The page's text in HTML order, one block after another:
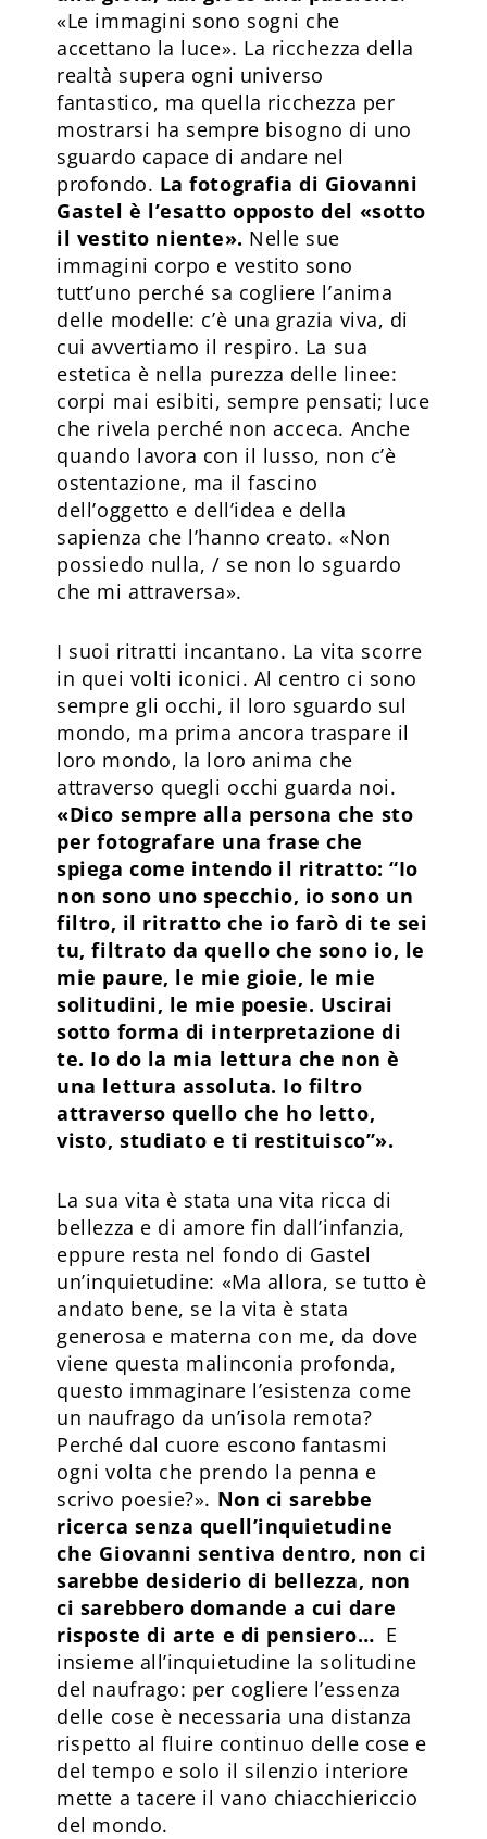
«Le immagini sono sogni che
accettano la luce». La ricchezza della
realtà supera ogni universo
fantastico, ma quella ricchezza per
mostrarsi ha sempre bisogno di uno
sguardo capace di andare nel
profondo. La fotografia di Giovanni
Gastel è l’esatto opposto del «sotto
il vestito niente». Nelle sue
immagini corpo e vestito sono
tutt’uno perché sa cogliere l’anima
delle modelle: c’è una grazia viva, di
cui avvertiamo il respiro. La sua
estetica è nella purezza delle linee:
corpi mai esibiti, sempre pensati; luce
che rivela perché non acceca. Anche
quando lavora con il lusso, non c’è
ostentazione, ma il fascino
dell’oggetto e dell’idea e della
sapienza che l’hanno creato. «Non
possiedo nulla, / se non lo sguardo
che mi attraversa».
I suoi ritratti incantano. La vita scorre
in quei volti iconici. Al centro ci sono
sempre gli occhi, il loro sguardo sul
mondo, ma prima ancora traspare il
loro mondo, la loro anima che
attraverso quegli occhi guarda noi.
«Dico sempre alla persona che sto
per fotografare una frase che
spiega come intendo il ritratto: “Io
non sono uno specchio, io sono un
filtro, il ritratto che io farò di te sei
tu, filtrato da quello che sono io, le
mie paure, le mie gioie, le mie
solitudini, le mie poesie. Uscirai
sotto forma di interpretazione di
te. Io do la mia lettura che non è
una lettura assoluta. Io filtro
attraverso quello che ho letto,
visto, studiato e ti restituisco”».
La sua vita è stata una vita ricca di
bellezza e di amore fin dall’infanzia,
eppure resta nel fondo di Gastel
un’inquietudine: «Ma allora, se tutto è
andato bene, se la vita è stata
generosa e materna con me, da dove
viene questa malinconia profonda,
questo immaginare l’esistenza come
un naufrago da un’isola remota?
Perché dal cuore escono fantasmi
ogni volta che prendo la penna e
scrivo poesie?». Non ci sarebbe
ricerca senza quell’inquietudine
che Giovanni sentiva dentro, non ci
sarebbe desiderio di bellezza, non
ci sarebbero domande a cui dare
risposte di arte e di pensiero… E
insieme all’inquietudine la solitudine
del naufrago: per cogliere l’essenza
delle cose è necessaria una distanza
rispetto al fluire continuo delle cose e
del tempo e solo il silenzio interiore
mette a tacere il vano chiacchiericcio
del mondo.